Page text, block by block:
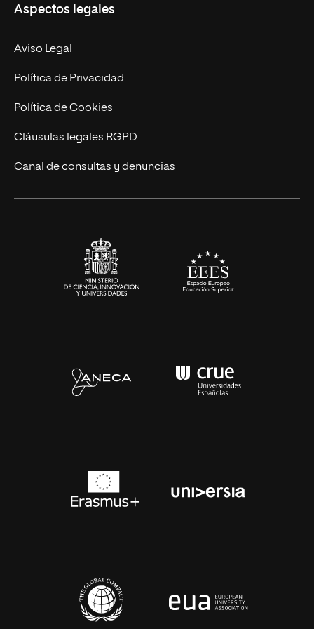
Doctorados
Experto Universitario
Postgrados
Cursos Universitarios
Facultades
Nuestro Equipo
Trabaja en UNIR
Actualidad
UNIR Revista
Eventos
Aspectos legales
Aviso Legal
Política de Privacidad
Política de Cookies
Cláusulas legales RGPD
Canal de consultas y denuncias